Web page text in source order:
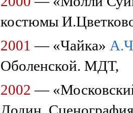
костюмы
2001 — «Чайка»
Оболенской. МДТ,
2002 —